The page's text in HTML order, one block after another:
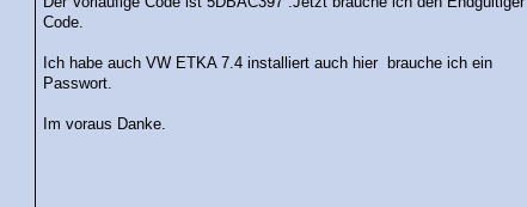
Code.
Ich habe auch VW ETKA 7.4 installiert auch hier brauche ich ein
Passwort.
Im voraus Danke.